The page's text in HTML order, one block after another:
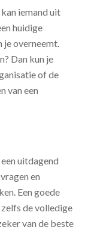
iemand uit
huidige
overneemt.
Dan kun je
of de
van een
uitdagend
en
Een goede
de volledige
van de beste